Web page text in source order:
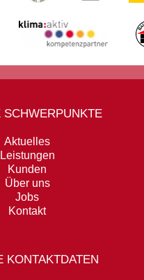
SCHWERPUNKTE
Aktuelles
Leistungen
Kunden
Über uns
Jobs
Kontakt
KONTAKTDATEN